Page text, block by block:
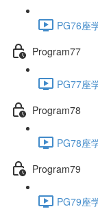
PG76座
Program77
PG77座
Program78
PG78座
Program79
PG79座